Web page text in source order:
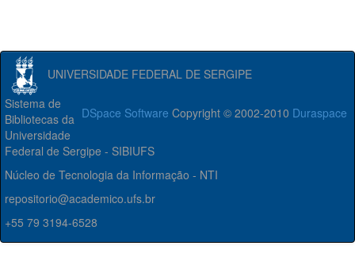
UNIVERSIDADE FEDERAL DE SERGIPE
DSpace Software Copyright © 2002-2010 Duraspace
Sistema de
Bibliotecas da
Universidade
Federal de Sergipe - SIBIUFS
Núcleo de Tecnologia da Informação - NTI
repositorio@academico.ufs.br
+55 79 3194-6528